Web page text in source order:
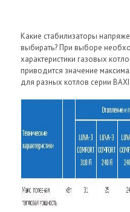
Какие стабилизаторы
выбирать? При выборе
характеристики газовых
приводится значение
для разных котлов серии BAXI